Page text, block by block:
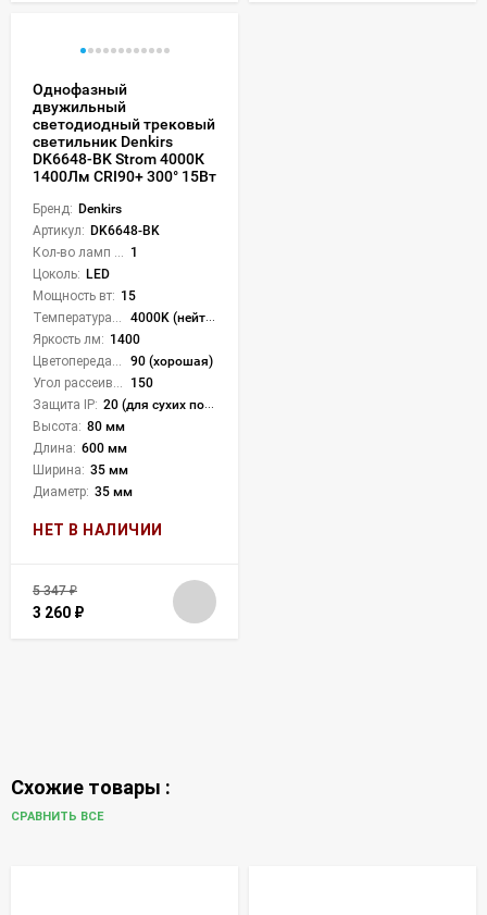
Однофазный
двужильный
светодиодный трековый
светильник Denkirs
DK6648-BK Strom 4000К
1400Лм CRI90+ 300° 15Вт
Бренд: Denkirs
Артикул: DK6648-BK
1
Цоколь: LED
Мощность вт: 15
4000K (нейтральный)
Яркость лм: 1400
90 (хорошая)
150
Защита IP: 20 (для сухих пом.)
Высота: 80 мм
Длина: 600 мм
Ширина: 35 мм
Диаметр: 35 мм
НЕТ В НАЛИЧИИ
5 347₽
3 260 ₽
Схожие товары :
СРАВНИТЬ ВСЕ